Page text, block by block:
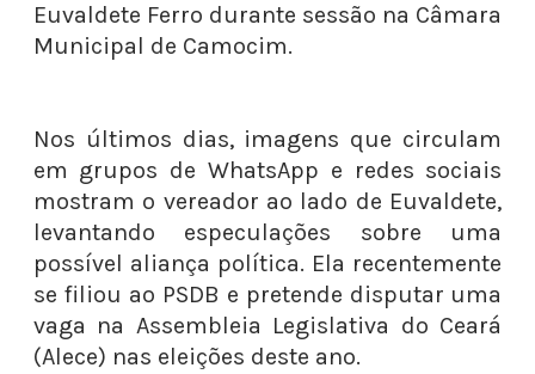
Euvaldete Ferro durante sessão na Câmara
Municipal de Camocim.
Nos últimos dias, imagens que circulam
em grupos de WhatsApp e redes sociais
mostram o vereador ao lado de Euvaldete,
levantando especulações sobre uma
possível aliança política. Ela recentemente
se filiou ao PSDB e pretende disputar uma
vaga na Assembleia Legislativa do Ceará
(Alece) nas eleições deste ano.